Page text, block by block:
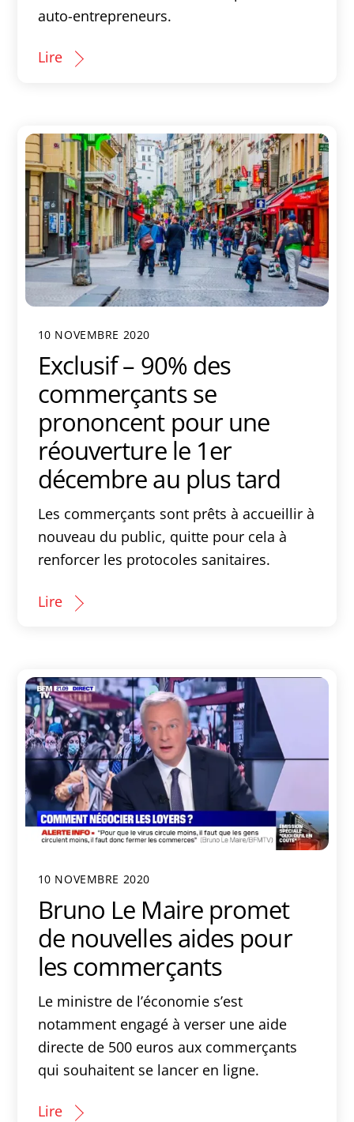
auto-entrepreneurs.
Lire
10 NOVEMBRE 2020
Exclusif – 90% des
commerçants se
prononcent pour une
réouverture le 1er
décembre au plus tard
Les commerçants sont prêts à accueillir à
nouveau du public, quitte pour cela à
renforcer les protocoles sanitaires.
Lire
10 NOVEMBRE 2020
Bruno Le Maire promet
de nouvelles aides pour
les commerçants
Le ministre de l’économie s’est
notamment engagé à verser une aide
directe de 500 euros aux commerçants
qui souhaitent se lancer en ligne.
Lire